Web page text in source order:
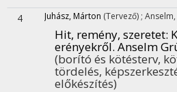
4 Juhász, Márton (Tervező) ;
Hit, remény, szeretet:
erényekről. Anselm
(borító és kötésterv,
tördelés,
előkészítés)